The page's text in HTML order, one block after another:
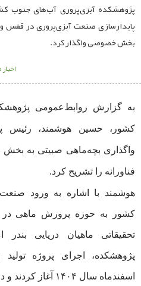
پژوهشکده آبزی‌پروری آب‌های جنوب
پایدارسازی صنعت آبزی‌پروری در قفس
بخش خصوصی واگذار کرد.
به گزارش روابط‌عمومی
کشور، حسین هوشمند، رئیس
واگذاری بچه‌ماهی صبیتی به
فناورانه را تشریح کرد.
هوشمند با اشاره به ورود
کشور به حوزه پرورش ماهی
تحقیقاتی ماهیان دریایی
پژوهشکده، اجرای پروژه